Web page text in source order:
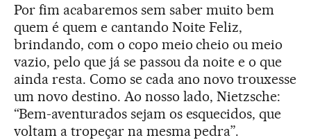
Por fim acabaremos sem saber muito bem
quem é quem e cantando Noite Feliz,
brindando, com o copo meio cheio ou meio
vazio, pelo que já se passou da noite e o que
ainda resta. Como se cada ano novo trouxesse
um novo destino. Ao nosso lado, Nietzsche:
“Bem-aventurados sejam os esquecidos, que
voltam a tropeçar na mesma pedra”.